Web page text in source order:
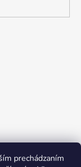
prechádzaním